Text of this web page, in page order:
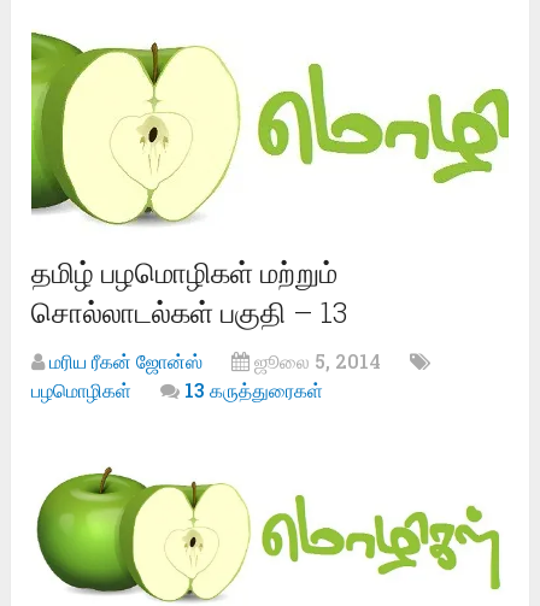
தமிழ் பழமொழிகள் மற்றும்
சொல்லாடல்கள் பகுதி – 13
மரிய ரீகன் ஜோன்ஸ்
ஜூலை 5, 2014
பழமொழிகள்
13 கருத்துரைகள்